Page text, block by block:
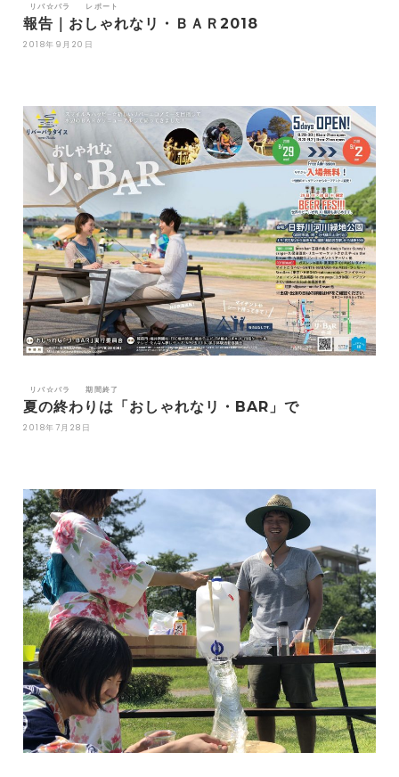
リバ☆パラ レポート
報告｜おしゃれなリ・ＢＡＲ2018
2018年9月20日
リバ☆パラ 期間終了
夏の終わりは「おしゃれなリ・BAR」で
2018年7月28日